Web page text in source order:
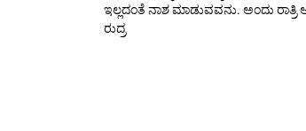
ಇಲ್ಲದಂತೆ ನಾಶ ಮಾಡುವವನು. ಅಂದು
ರುದ್ರ